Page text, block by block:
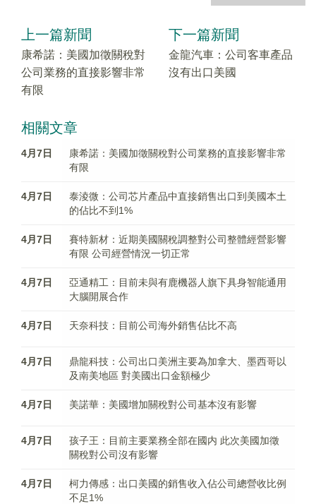
上一篇新聞
康希諾：美國加徵關稅對
公司業務的直接影響非常
有限
下一篇新聞
金龍汽車：公司客車產品
沒有出口美國
相關文章
4月7日
康希諾：美國加徵關稅對公司業務的直接影響非常
有限
4月7日
泰淩微：公司芯片產品中直接銷售出口到美國本土
的佔比不到1%
4月7日
賽特新材：近期美國關稅調整對公司整體經營影響
有限 公司經營情況一切正常
4月7日
亞通精工：目前未與有鹿機器人旗下具身智能通用
大腦開展合作
4月7日 天奈科技：目前公司海外銷售佔比不高
4月7日
鼎龍科技：公司出口美洲主要為加拿大、墨西哥以
及南美地區 對美國出口金額極少
4月7日 美諾華：美國增加關稅對公司基本沒有影響
4月7日
孩子王：目前主要業務全部在國内 此次美國加徵
關稅對公司沒有影響
4月7日
柯力傳感：出口美國的銷售收入佔公司總營收比例
不足1%